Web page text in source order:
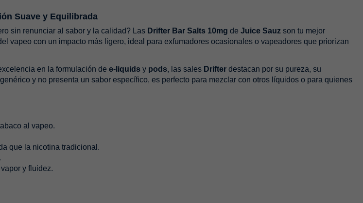
Suave y Equilibrada
sin renunciar al sabor y la calidad? Las Drifter Bar Salts 10mg de Juice Sauz son tu mejor
vapeo con un impacto más ligero, ideal para exfumadores ocasionales o vapeadores que priorizan
en la formulación de e-liquids y pods, las sales Drifter destacan por su pureza, su
y no presenta un sabor específico, es perfecto para mezclar con otros líquidos o para quienes
al vapeo.
que la nicotina tradicional.
y fluidez.